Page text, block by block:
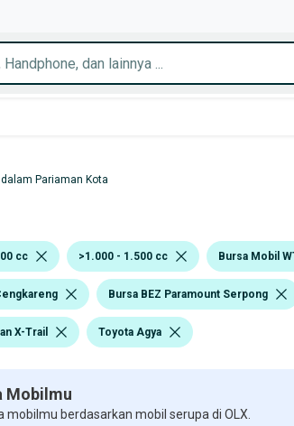
Pariaman Kota
cc >1.000 - 1.500 cc Bursa Mobil
Bursa BEZ Paramount Serpong
X-Trail Toyota Agya
Mobilmu
mobilmu berdasarkan mobil serupa di OLX.